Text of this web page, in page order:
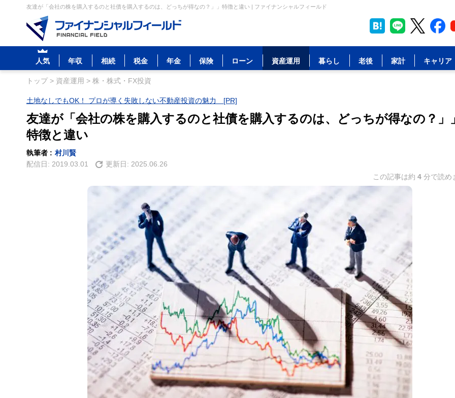
友達が「会社の株を購入するのと社債を購入するのは、どっちが得なの？」」特徴と違い | ファイナンシャルフィールド
人気 年収 相続 税金 年金 保険 ローン 資産運用 暮らし 老後 家計 キャリア
トップ> 資産運用 > 株・株式・FX投資
土地なしでもOK！ プロが導く失敗しない不動産投資の魅力 [PR]
友達が「会社の株を購入するのと社債を購入するのは、どっちが得なの？」
特徴と違い
執筆者 : 村川賢
配信日: 2019.03.01 更新日: 2025.06.26
この記事は約 4 分で読め